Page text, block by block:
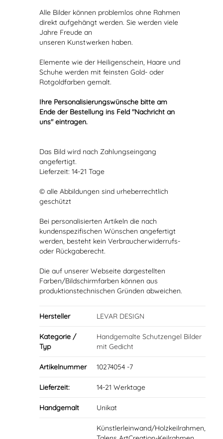
Alle Bilder können problemlos ohne Rahmen
direkt aufgehängt werden. Sie werden viele
Jahre Freude an
unseren Kunstwerken haben.
Elemente wie der Heiligenschein, Haare und
Schuhe werden mit feinsten Gold- oder
Rotgoldfarben gemalt.
Ihre Personalisierungswünsche bitte am
Ende der Bestellung ins Feld "Nachricht an
uns" eintragen.
Das Bild wird nach Zahlungseingang
angefertigt.
Lieferzeit: 14-21 Tage
© alle Abbildungen sind urheberrechtlich
geschützt
Bei personalisierten Artikeln die nach
kundenspezifischen Wünschen angefertigt
werden, besteht kein Verbraucherwiderrufs-
oder Rückgaberecht.
Die auf unserer Webseite dargestellten
Farben/Bildschirmfarben können aus
produktionstechnischen Gründen abweichen.
Hersteller LEVAR DESIGN
Kategorie /
Typ
Handgemalte Schutzengel Bilder
mit Gedicht
Artikelnummer 10274054 -7
Lieferzeit: 14-21 Werktage
Handgemalt Unikat
Künstlerleinwand/Holzkeilrahmen,